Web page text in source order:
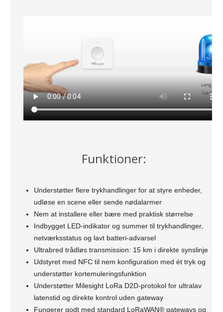
Funktioner:
Understøtter flere trykhandlinger for at styre enheder,
udløse en scene eller sende nødalarmer
Nem at installere eller bære med praktisk størrelse
Indbygget LED-indikator og summer til trykhandlinger,
netværksstatus og lavt batteri-advarsel
Ultrabred trådløs transmission: 15 km i direkte synslinje
Udstyret med NFC til nem konfiguration med ét tryk og
understøtter kortemuleringsfunktion
Understøtter Milesight LoRa D2D-protokol for ultralav
latenstid og direkte kontrol uden gateway
Fungerer godt med standard LoRaWAN® gateways og